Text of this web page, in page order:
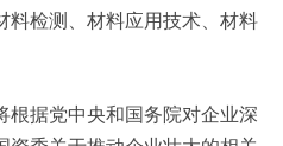
料检测、材料应用技术、材料
根据党中央和国务院对企业深